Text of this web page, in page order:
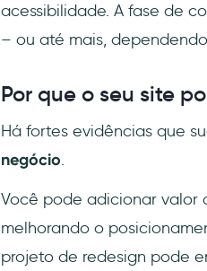
acessibilidade. A fase de
– ou até mais,
Por que o seu site
Há fortes evidências que
negócio.
Você pode adicionar valor
melhorando o
projeto de redesign pode